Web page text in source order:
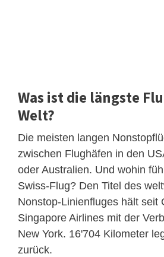
Was ist die längste
Welt?
Die meisten langen
zwischen Flughäfen in den
oder Australien. Und wohin
Swiss-Flug? Den Titel des
Nonstop-Linienfluges hält seit
Singapore Airlines mit der
New York. 16'704 Kilometer
zurück.